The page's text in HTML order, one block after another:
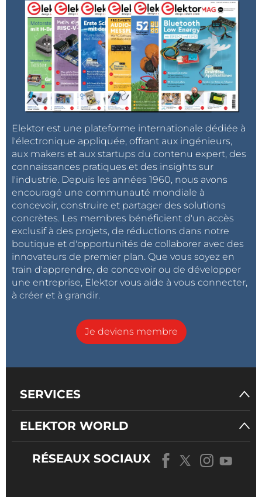
Elektor est une plateforme internationale dédiée à
l'électronique appliquée, offrant aux ingénieurs,
aux makers et aux startups du contenu expert, des
connaissances pratiques et des insights sur
l'industrie. Depuis les années 1960, nous avons
encouragé une communauté mondiale à
concevoir, construire et partager des solutions
concrètes. Les membres bénéficient d'un accès
exclusif à des projets, de réductions dans notre
boutique et d'opportunités de collaborer avec des
innovateurs de premier plan. Que vous soyez en
train d'apprendre, de concevoir ou de développer
une entreprise, Elektor vous aide à vous connecter,
à créer et à grandir.
Je deviens membre
SERVICES
ELEKTOR WORLD
RÉSEAUX SOCIAUX